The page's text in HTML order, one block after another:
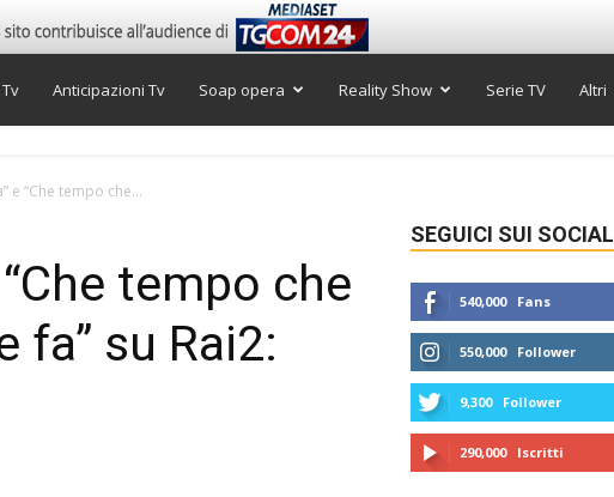
Anticipazioni Tv Soap opera Reality Show Serie TV Altri
e “Che tempo che...
tempo che
fa” su Rai2:
SEGUICI SUI SOCIAL
540,000 Fans
550,000 Follower
9,300 Follower
290,000 Iscritti